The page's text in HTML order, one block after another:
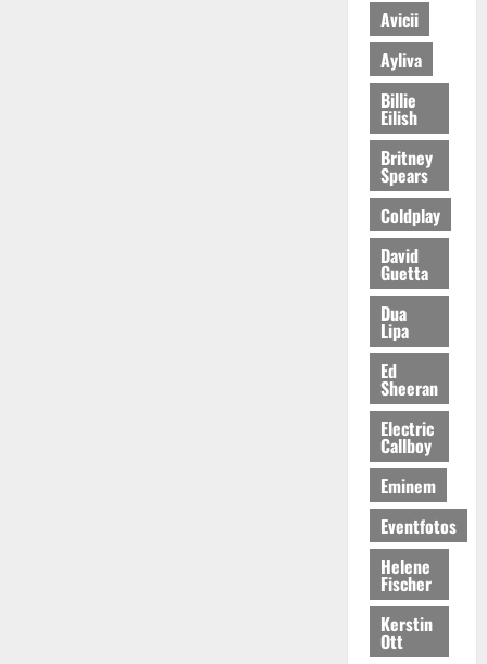
Avicii
Ayliva
Billie
Eilish
Britney
Spears
Coldplay
David
Guetta
Dua
Lipa
Ed
Sheeran
Electric
Callboy
Eminem
Eventfotos
Helene
Fischer
Kerstin
Ott